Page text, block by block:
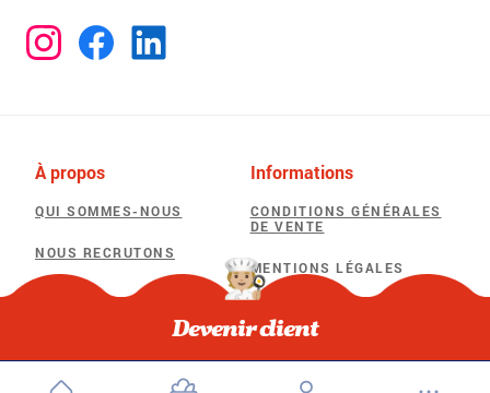
Devenir client
À propos
QUI SOMMES-NOUS
NOUS RECRUTONS
F.A.Q
Informations
CONDITIONS GÉNÉRALES
DE VENTE
MENTIONS LÉGALES
CONFIDENTIALITÉ
POLITIQUE D’UTILISATION
DES COOKIES